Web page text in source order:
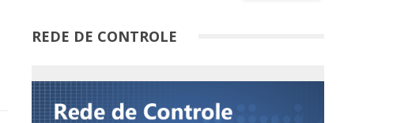
REDE DE CONTROLE